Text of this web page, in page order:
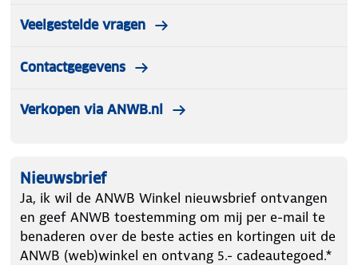
Veelgestelde vragen
Contactgegevens
Verkopen via ANWB.nl
Nieuwsbrief
Ja, ik wil de ANWB Winkel nieuwsbrief ontvangen
en geef ANWB toestemming om mij per e-mail te
benaderen over de beste acties en kortingen uit de
ANWB (web)winkel en ontvang 5.- cadeautegoed.*